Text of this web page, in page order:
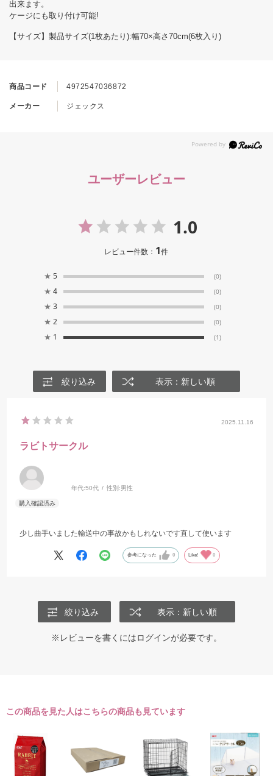
商品コード 4972547036872
メーカー ジェックス
出来ます。
ケージにも取り付け可能!
【サイズ】製品サイズ(1枚あたり):幅70×高さ70cm(6枚入り)
ユーザーレビュー
1.0
レビュー件数： 1件
★ 5 (0)
★ 4 (0)
★ 3 (0)
★ 2 (0)
★ 1 (1)
絞り込み 表示：新しい順
2025.11.16
ラビトサークル
年代:50代 性別:男性
少し曲手いました輸送中の事故かもしれないです直して使います
参考になった 0 Like! 0
絞り込み 表示：新しい順
※レビューを書くにはログインが必要です。
この商品を見た人はこちらの商品も見ています